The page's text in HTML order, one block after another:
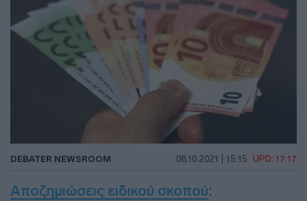
DEBATER NEWSROOM 08.10.2021 | 15:15 UPD: 17:17
Αποζημιώσεις ειδικού σκοπού: